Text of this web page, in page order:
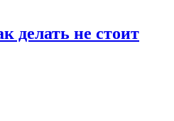
делать не стоит